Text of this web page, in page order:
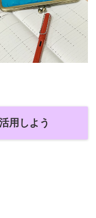
用しよう